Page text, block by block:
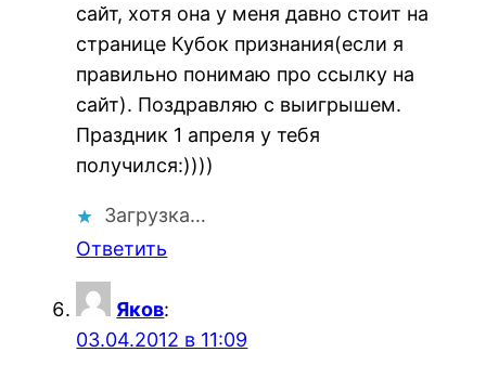
сайт, хотя она у меня давно стоит на
странице Кубок признания(если я
правильно понимаю про ссылку на
сайт). Поздравляю с выигрышем.
Праздник 1 апреля у тебя
получился:))))
Загрузка…
Ответить
Яков:
03.04.2012 в 11:09